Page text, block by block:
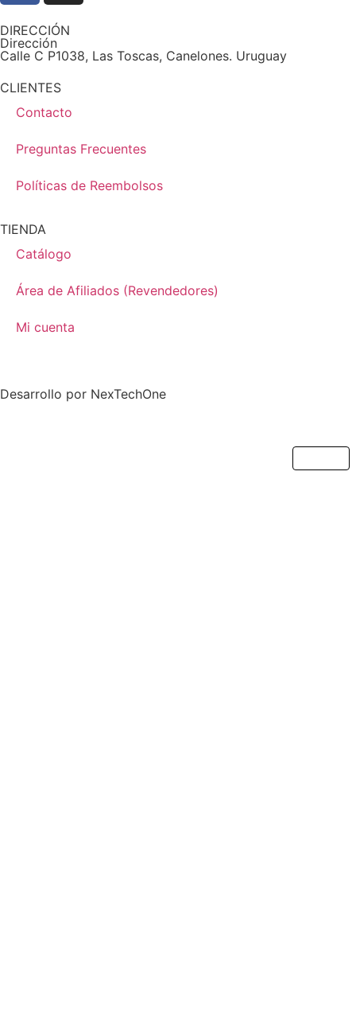
DIRECCIÓN
Dirección
Calle C P1038, Las Toscas, Canelones. Uruguay
CLIENTES
Contacto
Preguntas Frecuentes
Políticas de Reembolsos
TIENDA
Catálogo
Área de Afiliados (Revendedores)
Mi cuenta
Desarrollo por NexTechOne